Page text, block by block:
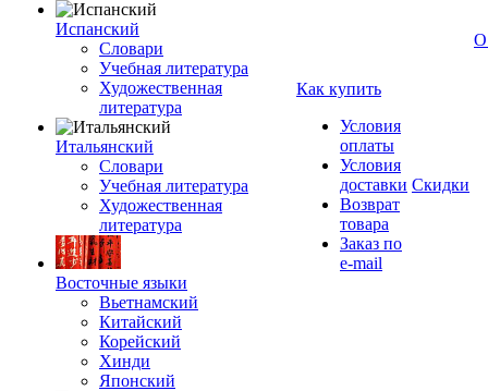
Испанский
Словари
Учебная литература
Художественная
литература
Итальянский
Словари
Учебная литература
Художественная
литература
Восточные языки
Вьетнамский
Китайский
Корейский
Хинди
Японский
Как купить
Условия
оплаты
Условия
доставки
Возврат
товара
Заказ по
e-mail
Скидки
О